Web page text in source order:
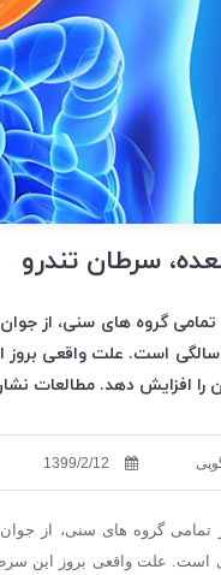
سرطان تندرو
در سنین 55 تا 85 سالگی است.
آن را افزایش دهد. مطالعات
1399/2/12
تا 85 سالگی است. علت واقعی